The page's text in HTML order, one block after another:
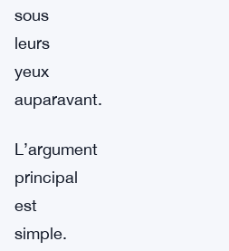
sous
leurs
yeux
auparavant.
L’argument
principal
est
simple.